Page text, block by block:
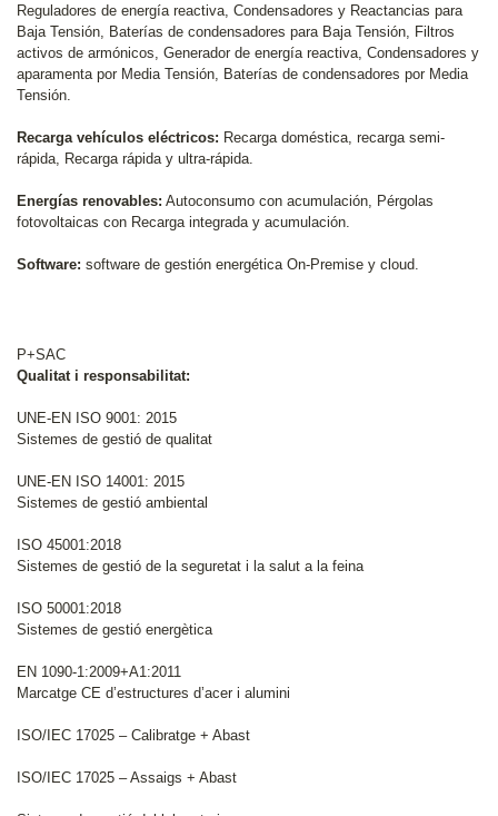
Reguladores de energía reactiva, Condensadores y Reactancias para
Baja Tensión, Baterías de condensadores para Baja Tensión, Filtros
activos de armónicos, Generador de energía reactiva, Condensadores y
aparamenta por Media Tensión, Baterías de condensadores por Media
Tensión.
Recarga vehículos eléctricos: Recarga doméstica, recarga semi-
rápida, Recarga rápida y ultra-rápida.
Energías renovables: Autoconsumo con acumulación, Pérgolas
fotovoltaicas con Recarga integrada y acumulación.
Software: software de gestión energética On-Premise y cloud.
P+SAC
Qualitat i responsabilitat:
UNE-EN ISO 9001: 2015
Sistemes de gestió de qualitat
UNE-EN ISO 14001: 2015
Sistemes de gestió ambiental
ISO 45001:2018
Sistemes de gestió de la seguretat i la salut a la feina
ISO 50001:2018
Sistemes de gestió energètica
EN 1090-1:2009+A1:2011
Marcatge CE d’estructures d’acer i alumini
ISO/IEC 17025 – Calibratge + Abast
ISO/IEC 17025 – Assaigs + Abast